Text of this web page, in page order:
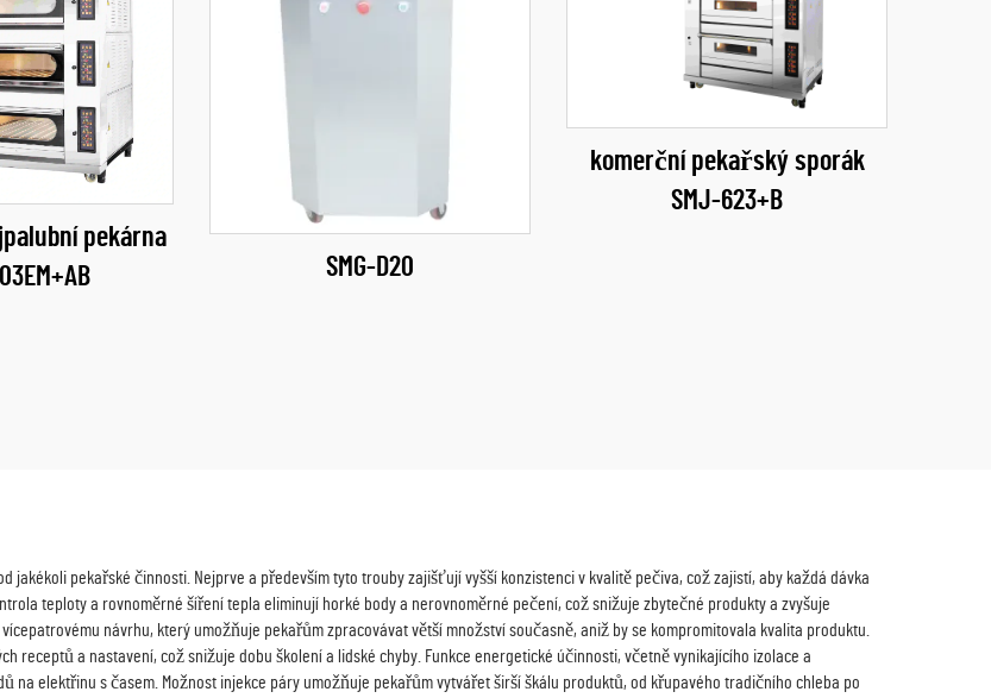
pekárna
SMG-D20
komerční pekařský sporák
SMJ-623+B
jakékoli pekařské činnosti. Nejprve a především tyto trouby zajišťují vyšší konzistenci v kvalitě pečiva, což zajistí, aby každá dávka
teploty a rovnoměrné šíření tepla eliminují horké body a nerovnoměrné pečení, což snižuje zbytečné produkty a zvyšuje
návrhu, který umožňuje pekařům zpracovávat větší množství současně, aniž by se kompromitovala kvalita produktu.
receptů a nastavení, což snižuje dobu školení a lidské chyby. Funkce energetické účinnosti, včetně vynikajícího izolace a
na elektřinu s časem. Možnost injekce páry umožňuje pekařům vytvářet širší škálu produktů, od křupavého tradičního chleba po